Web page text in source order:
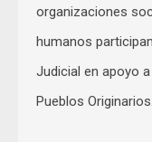
organizaciones
humanos
Judicial en apoyo
Pueblos Originarios.